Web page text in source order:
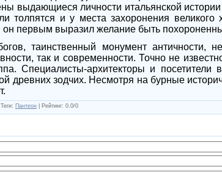
выдающиеся личности итальянской
толпятся и у места захоронения
первым выразил желание быть
таинственный монумент античности,
так и современности. Точно не
Специалисты-архитекторы и посетители
древних зодчих. Несмотря на бурные
Теги: Пантеон Рейтинг: 0.0/0